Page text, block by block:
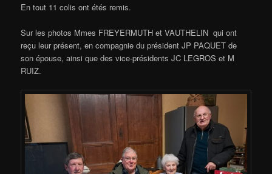
En tout 11 colis ont étés remis.
Sur les photos Mmes FREYERMUTH et VAUTHELIN qui ont
reçu leur présent, en compagnie du président JP PAQUET de
son épouse, ainsi que des vice-présidents JC LEGROS et M
RUIZ.